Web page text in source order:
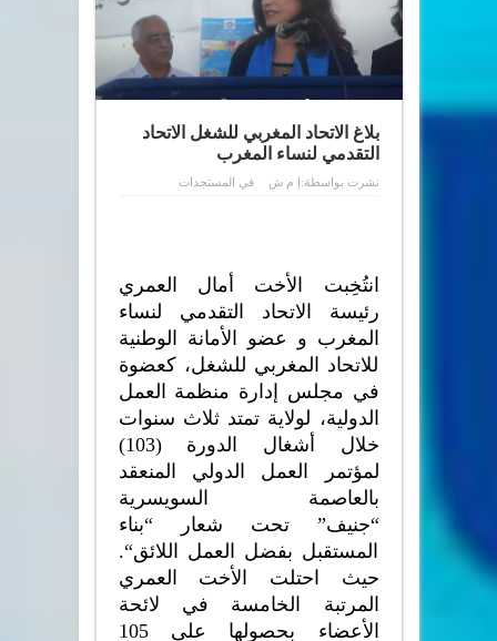
بلاغ الاتحاد المغربي للشغل الاتحاد
التقدمي لنساء المغرب
نشرت بواسطة: إ م ش في المستجدات
انتُخِبت الأخت أمال العمري
رئيسة الاتحاد التقدمي لنساء
المغرب و عضو الأمانة الوطنية
للاتحاد المغربي للشغل، كعضوة
في مجلس إدارة منظمة العمل
الدولية، لولاية تمتد ثلاث سنوات
خلال أشغال الدورة(103)
لمؤتمر العمل الدولي المنعقد
بالعاصمة السويسرية
“جنيف”تحت شعار“بناء
المستقبل بفضل العمل اللائق“.
حيث احتلت الأخت العمري
المرتبة الخامسة في لائحة
الأعضاء بحصولها على105